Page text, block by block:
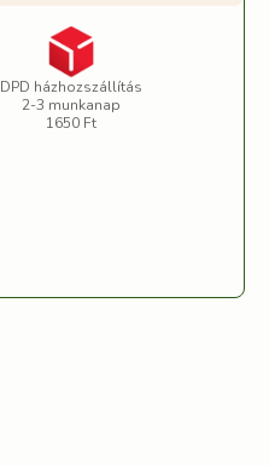
DPD házhozszállítás
2-3 munkanap
1650 Ft